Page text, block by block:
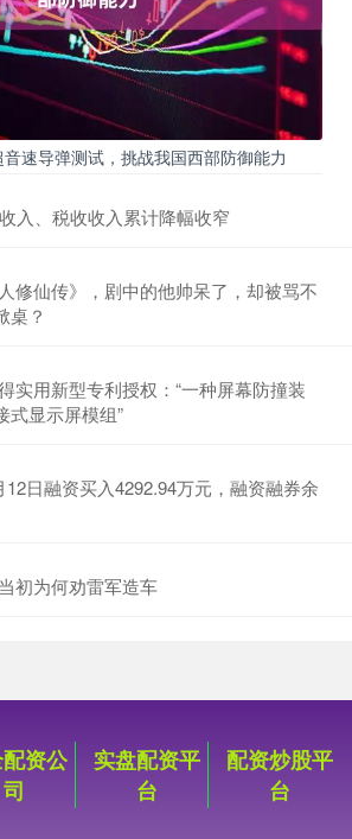
速导弹测试，挑战我国西部防御能力
入、税收收入累计降幅收窄
修仙传》，剧中的他帅呆了，却被骂不
桌？
实用新型专利授权：“一种屏幕防撞装
式显示屏模组”
日融资买入4292.94万元，融资融券余
初为何劝雷军造车
资公
司
实盘配资平
台
配资炒股平
台